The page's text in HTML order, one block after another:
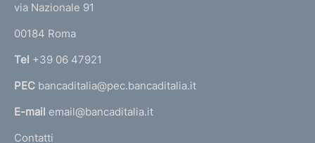
i
m
e
n
t
r
n
a
l
via Nazionale 91
00184 Roma
Tel +39 06 47921
PEC bancaditalia@pec.bancaditalia.it
E-mail email@bancaditalia.it
Contatti